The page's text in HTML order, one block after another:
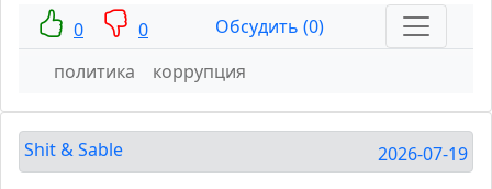
0 0
Обсудить (0)
политика
коррупция
Shit & Sable 2026-07-19